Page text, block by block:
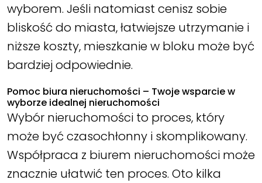
wyborem. Jeśli natomiast cenisz sobie
bliskość do miasta, łatwiejsze utrzymanie i
niższe koszty, mieszkanie w bloku może być
bardziej odpowiednie.
Pomoc biura nieruchomości – Twoje wsparcie w
wyborze idealnej nieruchomości
Wybór nieruchomości to proces, który
może być czasochłonny i skomplikowany.
Współpraca z biurem nieruchomości może
znacznie ułatwić ten proces. Oto kilka